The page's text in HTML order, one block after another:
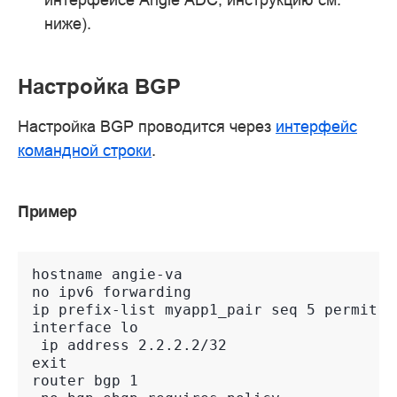
ниже).
Настройка BGP
Настройка BGP проводится через интерфейс
командной строки.
Пример
hostname angie-va
no ipv6 forwarding
ip prefix-list myapp1_pair seq 5 permit
interface lo
ip address 2.2.2.2/32
exit
router bgp 1